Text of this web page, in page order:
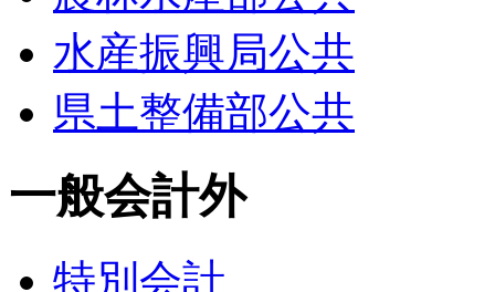
水産振興局公共
県土整備部公共
一般会計外
特別会計